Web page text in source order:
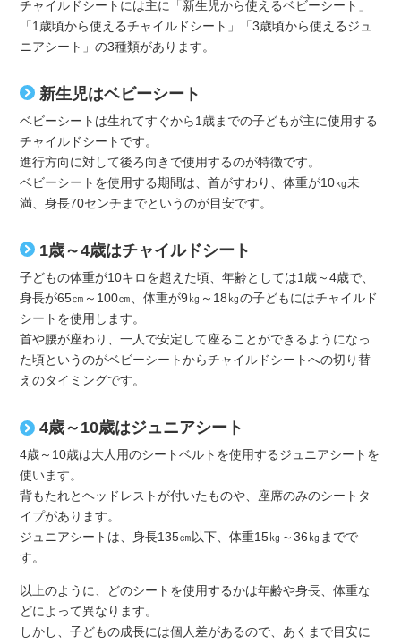
チャイルドシートには主に「新生児から使えるベビーシート」
「1歳頃から使えるチャイルドシート」「3歳頃から使えるジュ
ニアシート」の3種類があります。
新生児はベビーシート
ベビーシートは生れてすぐから1歳までの子どもが主に使用する
チャイルドシートです。
進行方向に対して後ろ向きで使用するのが特徴です。
ベビーシートを使用する期間は、首がすわり、体重が10㎏未
満、身長70センチまでというのが目安です。
1歳～4歳はチャイルドシート
子どもの体重が10キロを超えた頃、年齢としては1歳～4歳で、
身長が65㎝～100㎝、体重が9㎏～18㎏の子どもにはチャイルド
シートを使用します。
首や腰が座わり、一人で安定して座ることができるようになっ
た頃というのがベビーシートからチャイルドシートへの切り替
えのタイミングです。
4歳～10歳はジュニアシート
4歳～10歳は大人用のシートベルトを使用するジュニアシートを
使います。
背もたれとヘッドレストが付いたものや、座席のみのシートタ
イプがあります。
ジュニアシートは、身長135㎝以下、体重15㎏～36㎏までで
す。
以上のように、どのシートを使用するかは年齢や身長、体重な
どによって異なります。
しかし、子どもの成長には個人差があるので、あくまで目安に